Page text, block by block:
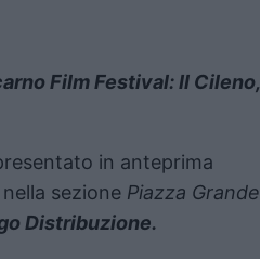
Film Festival: Il Cileno,
in anteprima
nella sezione Piazza Grande
Distribuzione.